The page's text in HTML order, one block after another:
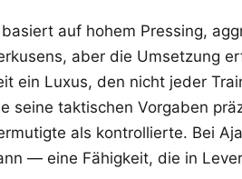
auf hohem Pressing,
aber die Umsetzung
ein Luxus, den nicht jeder
seine taktischen Vorgaben
als kontrollierte. Bei
— eine Fähigkeit, die in